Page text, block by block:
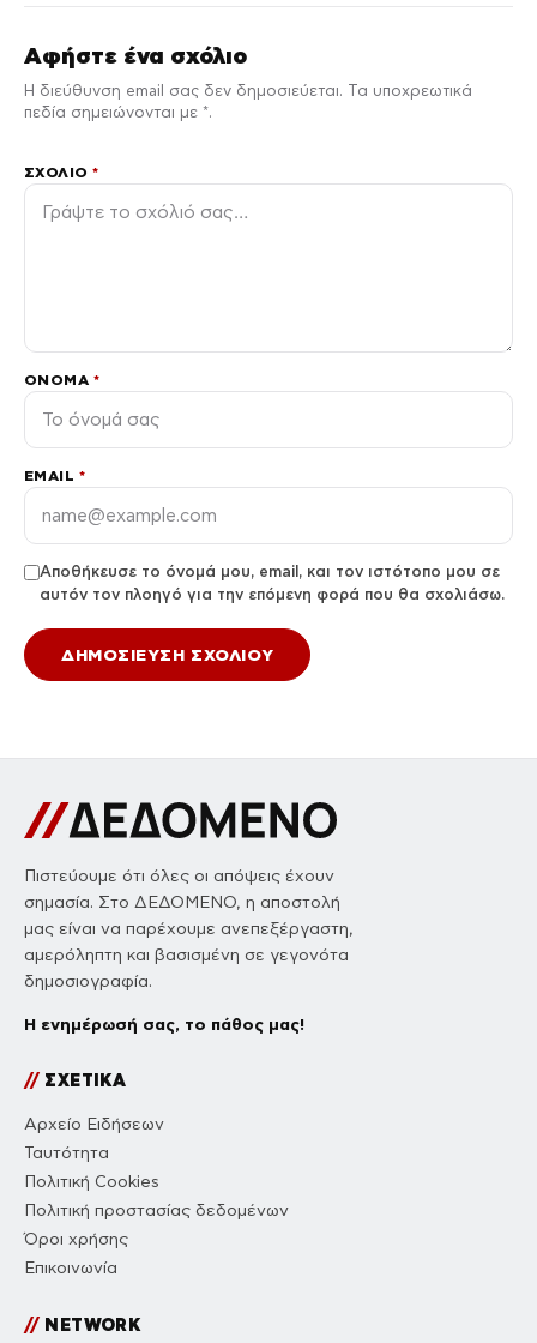
Αφήστε ένα σχόλιο
Η διεύθυνση email σας δεν δημοσιεύεται. Τα υποχρεωτικά
πεδία σημειώνονται με *.
ΣΧΌΛΙΟ*
ΌΝΟΜΑ *
EMAIL *
Αποθήκευσε το όνομά μου, email, και τον ιστότοπο μου σε
αυτόν τον πλοηγό για την επόμενη φορά που θα σχολιάσω.
Πιστεύουμε ότι όλες οι απόψεις έχουν
σημασία. Στο ΔΕΔΟΜΕΝΟ, η αποστολή
μας είναι να παρέχουμε ανεπεξέργαστη,
αμερόληπτη και βασισμένη σε γεγονότα
δημοσιογραφία.
Η ενημέρωσή σας, το πάθος μας!
//ΣΧΕΤΙΚΑ
Αρχείο Ειδήσεων
Ταυτότητα
Πολιτική Cookies
Πολιτική προστασίας δεδομένων
Όροι χρήσης
Επικοινωνία
//NETWORK